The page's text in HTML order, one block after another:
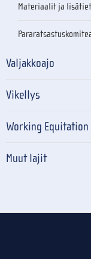
Materiaalit ja
Valjakkoajo
Vikellys
Working Equitation
Muut lajit